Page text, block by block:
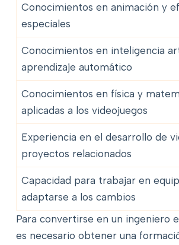
Conocimientos en animación y
especiales
Conocimientos en inteligencia
aprendizaje automático
Conocimientos en física y
aplicadas a los videojuegos
Experiencia en el desarrollo de
proyectos relacionados
Capacidad para trabajar en
adaptarse a los cambios
Para convertirse en un ingeniero
es necesario obtener una